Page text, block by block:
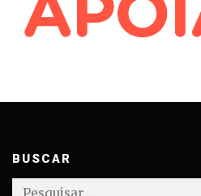
BUSCAR
Pesquisar